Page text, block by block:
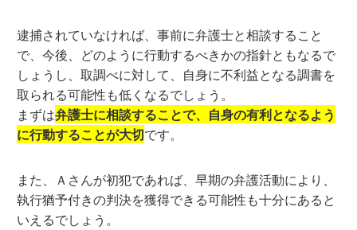
逮捕されていなければ、事前に弁護士と相談すること
で、今後、どのように行動するべきかの指針ともなるで
しょうし、取調べに対して、自身に不利益となる調書を
取られる可能性も低くなるでしょう。
まずは弁護士に相談することで、自身の有利となるよう
に行動することが大切です。
また、Ａさんが初犯であれば、早期の弁護活動により、
執行猶予付きの判決を獲得できる可能性も十分にあると
いえるでしょう。